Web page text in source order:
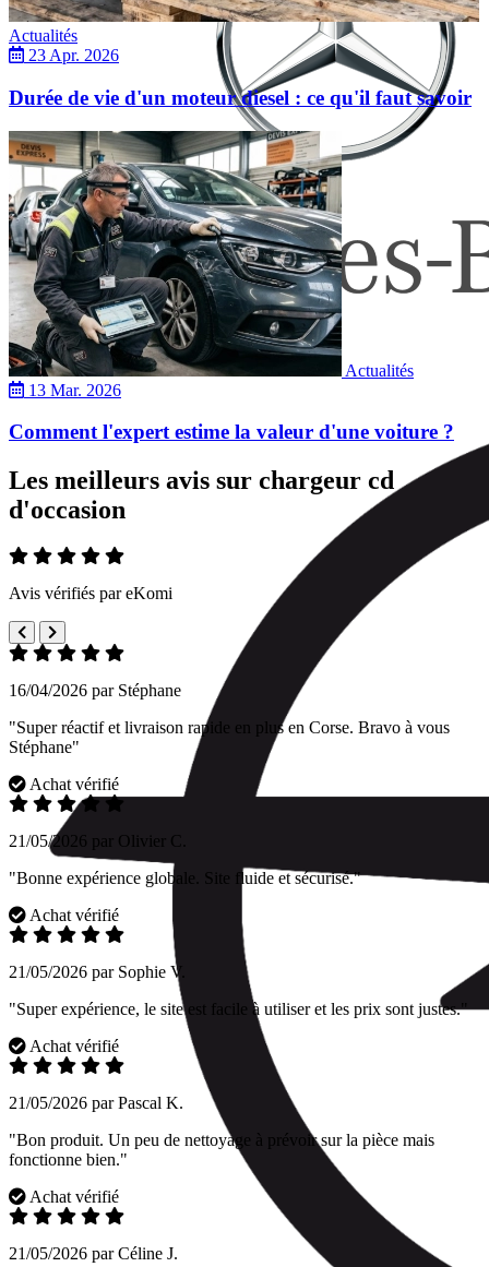
Mercedes
Actualités
23 Apr. 2026
Durée de vie d'un moteur diesel : ce qu'il faut savoir
Actualités
13 Mar. 2026
Comment l'expert estime la valeur d'une voiture ?
Les meilleurs avis sur chargeur cd
d'occasion
Avis vérifiés par eKomi
16/04/2026 par Stéphane
"Super réactif et livraison rapide en plus en Corse. Bravo à vous
Stéphane"
Achat vérifié
21/05/2026 par Olivier C.
"Bonne expérience globale. Site fluide et sécurisé."
Achat vérifié
21/05/2026 par Sophie V.
"Super expérience, le site est facile à utiliser et les prix sont justes."
Achat vérifié
21/05/2026 par Pascal K.
"Bon produit. Un peu de nettoyage à prévoir sur la pièce mais
fonctionne bien."
Achat vérifié
21/05/2026 par Céline J.